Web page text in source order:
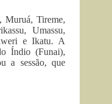
Muruá, Tireme,
Umassu,
e Ikatu. A
Índio (Funai),
a sessão, que